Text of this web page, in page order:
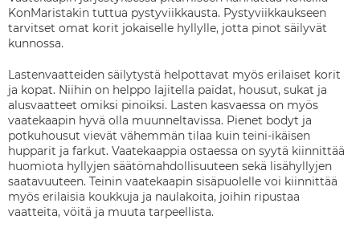
KonMaristakin tuttua pystyviikkausta. Pystyviikkaukseen
tarvitset omat korit jokaiselle hyllylle, jotta pinot säilyvät
kunnossa.
Lastenvaatteiden säilytystä helpottavat myös erilaiset korit
ja kopat. Niihin on helppo lajitella paidat, housut, sukat ja
alusvaatteet omiksi pinoiksi. Lasten kasvaessa on myös
vaatekaapin hyvä olla muunneltavissa. Pienet bodyt ja
potkuhousut vievät vähemmän tilaa kuin teini-ikäisen
hupparit ja farkut. Vaatekaappia ostaessa on syytä kiinnittää
huomiota hyllyjen säätömahdollisuuteen sekä lisähyllyjen
saatavuuteen. Teinin vaatekaapin sisäpuolelle voi kiinnittää
myös erilaisia koukkuja ja naulakoita, joihin ripustaa
vaatteita, vöitä ja muuta tarpeellista.